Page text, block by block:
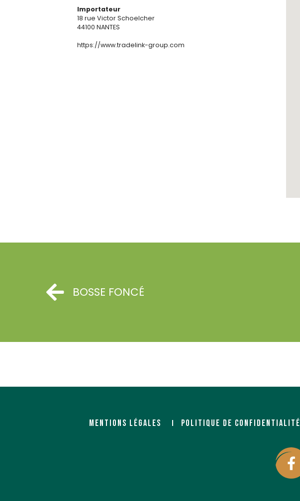
Importateur
18 rue Victor Schoelcher
44100 NANTES
https://www.tradelink-group.com
BOSSE FONCÉ
MENTIONS LÉGALES POLITIQUE DE CONFIDENTIALITÉ